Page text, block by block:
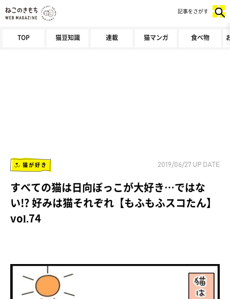
TOP 猫豆知識 連載 猫マンガ 食べ物
記事をさがす
猫が好き 2019/06/27 UP DATE
すべての猫は日向ぼっこが大好き…ではな
い!? 好みは猫それぞれ【もふもふスコたん】
vol.74